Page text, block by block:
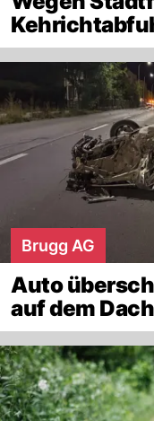
Brugg AG
Auto
auf dem Dach